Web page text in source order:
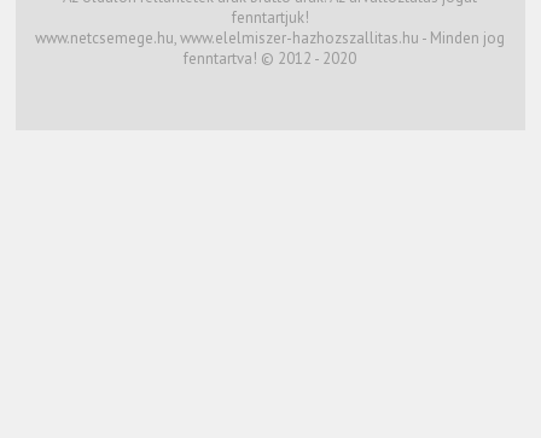
fenntartjuk!
www.netcsemege.hu, www.elelmiszer-hazhozszallitas.hu - Minden jog
fenntartva! © 2012 - 2020